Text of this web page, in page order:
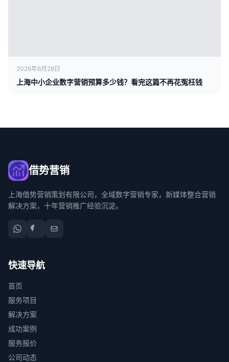
2026年6月28日
上海中小企业数字营销预算多少钱？看完这篇不再花冤枉钱
借势营销
上海借势营销策划有限公司，全域数字营销专家，新媒体整合营销
解决方案，十年营销推广经验沉淀。
快速导航
首页
服务项目
解决方案
成功案例
服务报价
公司动态